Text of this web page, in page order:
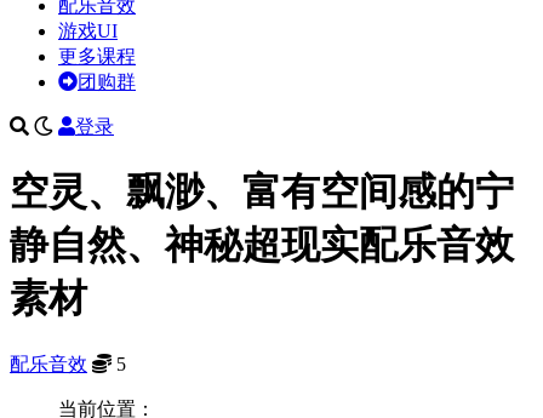
配乐音效
游戏UI
更多课程
团购群
登录
空灵、飘渺、富有空间感的宁
静自然、神秘超现实配乐音效
素材
配乐音效 5
当前位置：